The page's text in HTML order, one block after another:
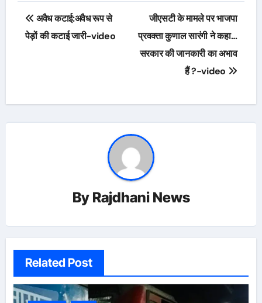
Post
navigation
अवैध कटाई:अवैध रूप से
पेड़ों की कटाई जारी-video
जीएसटी के मामले पर भाजपा
प्रवक्ता कुणाल सारंगी ने कहा…
सरकार की जानकारी का अभाव
हैं ?-video
By Rajdhani News
Related Post